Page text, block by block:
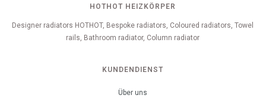
HOTHOT HEIZKÖRPER
Designer radiators HOTHOT, Bespoke radiators, Coloured radiators, Towel
rails, Bathroom radiator, Column radiator
KUNDENDIENST
Über uns